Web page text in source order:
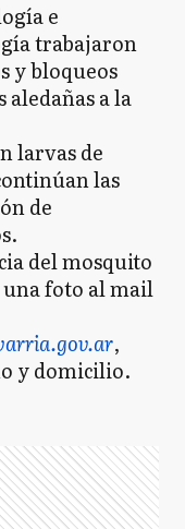
e
trabajaron
y bloqueos
aledañas a la
larvas de
las
de
del mosquito
foto al mail
,
y domicilio.